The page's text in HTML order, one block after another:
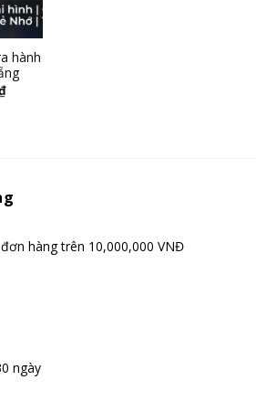
hành
hàng trên 10,000,000 VNĐ
ngày